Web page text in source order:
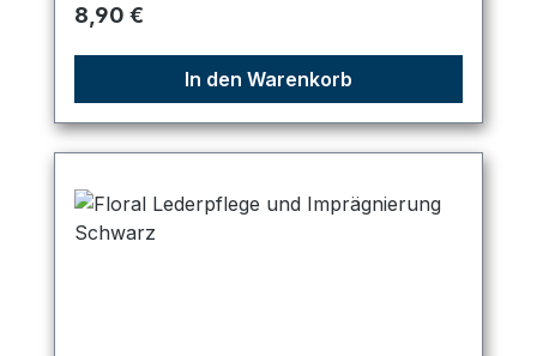
Regulärer Preis:
8,90 €
In den Warenkorb